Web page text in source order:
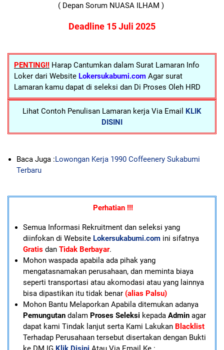
( Depan Sorum NUASA ILHAM )
Deadline 15 Juli 2025
PENTING!! Harap Cantumkan dalam Surat Lamaran Info
Loker dari Website Lokersukabumi.com Agar surat
Lamaran kamu dapat di seleksi dan Di Proses Oleh HRD
Lihat Contoh Penulisan Lamaran kerja Via Email KLIK
DISINI
Baca Juga :Lowongan Kerja 1990 Coffeenery Sukabumi
Terbaru
Perhatian !!!
Semua Informasi Rekruitment dan seleksi yang
diinfokan di Website Lokersukabumi.comini sifatnya
Gratisdan Tidak Berbayar.
Mohon waspada apabila ada pihak yang
mengatasnamakan perusahaan, dan meminta biaya
seperti transportasi atau akomodasi atau yang lainnya
bisa dipastikan itu tidak benar (alias Palsu)
Mohon Bantu Melaporkan Apabila ditemukan adanya
Pemungutandalam Proses Seleksi kepada Adminagar
dapat kami Tindak lanjut serta Kami LakukanBlacklist
Terhadap Perusahaan tersebut disertakan dengan Bukti